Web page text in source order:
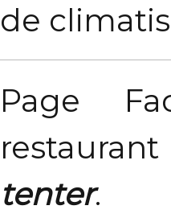
de
Page
tenter.